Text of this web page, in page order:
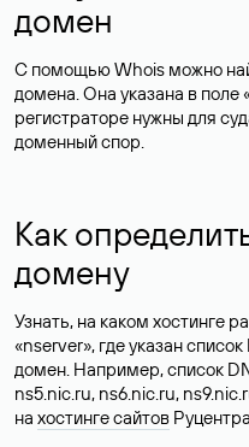
домен
С помощью Whois можно
домена. Она указана в поле
регистраторе нужны для
доменный спор.
Как
домену
Узнать, на каком хостинге
«nserver», где указан
домен. Например, список
ns5.nic.ru, ns6.nic.ru,
на хостинге сайтов